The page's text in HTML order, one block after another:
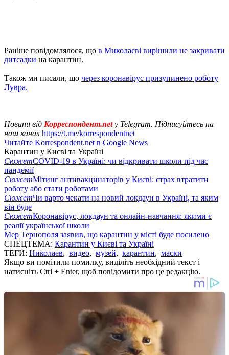
Раніше повідомлялося, що в Миколаєві вирішили не закривати
дитсадки на карантин.
Також ми писали, що через коронавірус призупинено роботу
Лувра.
Новини від Корреспондент.net у Telegram. Підписуйтесь на
наш канал https://t.me/korrespondentnet
Читайте Korrespondent.net в Google News
Карантин у Києві та Україні
СюжетCOVID-19 в Україні: чи відкривати школи під час
пандемії
СюжетМітинг антивакцинаторів у Києві: страх втратити
роботу або стати роботами
СюжетЧи варто чекати на новий локдаун в Україні, та яким
він буде
СюжетКоронавірус, локдаун та онлайн-навчання: якими є
реалії української школи
Мер Тернополя заявив, що карантин у місті буде посилено
СПЕЦТЕМА: Карантин у Києві та Україні
ТЕГИ: Николаев, видео, музей, карантин, маски
Якщо ви помітили помилку, виділіть необхідний текст і
натисніть Ctrl + Enter, щоб повідомити про це редакцію.